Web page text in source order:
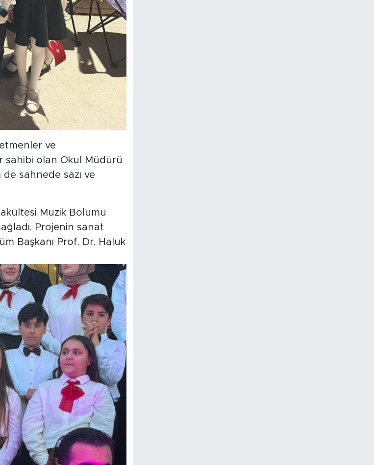
ve
sahibi olan Okul Müdürü
sahnede sazı ve
Müzik Bölümü
Projenin sanat
Başkanı Prof. Dr. Haluk